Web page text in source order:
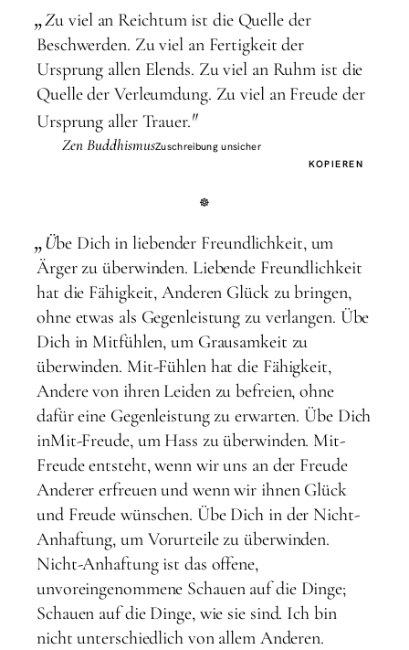
„Zu viel an Reichtum ist die Quelle der
Beschwerden. Zu viel an Fertigkeit der
Ursprung allen Elends. Zu viel an Ruhm ist die
Quelle der Verleumdung. Zu viel an Freude der
Ursprung aller Trauer."
Zen BuddhismusZuschreibung unsicher
KOPIEREN
„Übe Dich in liebender Freundlichkeit, um
Ärger zu überwinden. Liebende Freundlichkeit
hat die Fähigkeit, Anderen Glück zu bringen,
ohne etwas als Gegenleistung zu verlangen. Übe
Dich in Mitfühlen, um Grausamkeit zu
überwinden. Mit-Fühlen hat die Fähigkeit,
Andere von ihren Leiden zu befreien, ohne
dafür eine Gegenleistung zu erwarten. Übe Dich
inMit-Freude, um Hass zu überwinden. Mit-
Freude entsteht, wenn wir uns an der Freude
Anderer erfreuen und wenn wir ihnen Glück
und Freude wünschen. Übe Dich in der Nicht-
Anhaftung, um Vorurteile zu überwinden.
Nicht-Anhaftung ist das offene,
unvoreingenommene Schauen auf die Dinge;
Schauen auf die Dinge, wie sie sind. Ich bin
nicht unterschiedlich von allem Anderen.